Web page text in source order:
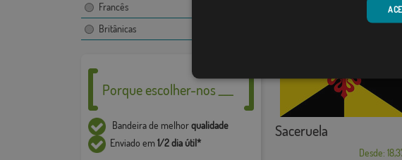
Francês
Britânicas
Porque escolher-nos ___
Bandeira de melhorqualidade
Enviado em1/2 dia útil*
Desde:
Saceruela
Desde: